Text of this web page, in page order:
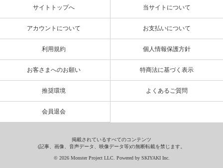
サイトトップへ 当サイトについて
アカウントについて お支払いについて
利用規約 個人情報保護方針
お客さまへのお願い 特商法に基づく表示
推奨環境 よくあるご質問
会員退会
掲載されているすべてのコンテンツ
(記事、画像、音声データ、映像データ等)の無断転載を禁じます。
© 2026 Monster Project LLC. Powered by SKIYAKI Inc.